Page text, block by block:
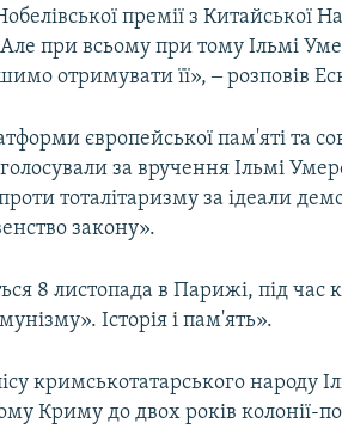
премії з Китайської
при всьому при тому Ільмі
отримувати її», ‒ розповів
європейської пам'яті та
за вручення Ільмі
тоталітаризму за ідеали
закону».
8 листопада в Парижі, під час
Історія і пам'ять».
кримськотатарського народу
Криму до двох років колонії-